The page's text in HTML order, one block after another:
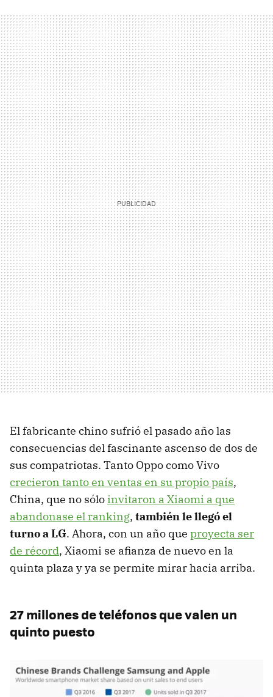
El fabricante chino sufrió el pasado año las
consecuencias del fascinante ascenso de dos de
sus compatriotas. Tanto Oppo como Vivo
crecieron tanto en ventas en su propio país,
China, que no sólo invitaron a Xiaomi a que
abandonase el ranking, también le llegó el
turno a LG. Ahora, con un año que proyecta ser
de récord, Xiaomi se afianza de nuevo en la
quinta plaza y ya se permite mirar hacia arriba.
27 millones de teléfonos que valen un
quinto puesto